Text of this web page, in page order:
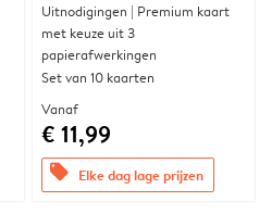
Uitnodigingen | Premium kaart
met keuze uit 3
papierafwerkingen
Set van 10 kaarten
Vanaf
€ 11,99
offers Elke dag lage prijzen